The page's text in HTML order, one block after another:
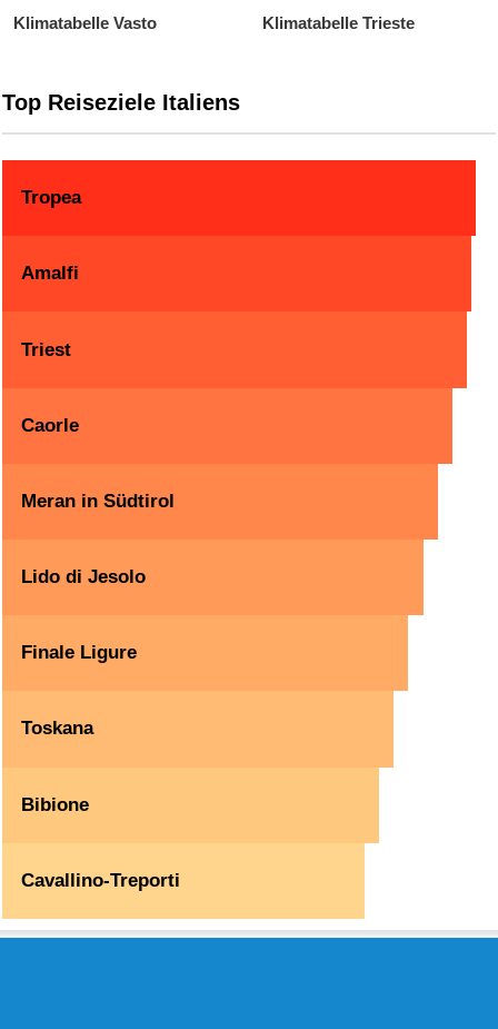
Klimatabelle Vasto Klimatabelle Trieste
Top Reiseziele Italiens
Tropea
Amalfi
Triest
Caorle
Meran in Südtirol
Lido di Jesolo
Finale Ligure
Toskana
Bibione
Cavallino-Treporti